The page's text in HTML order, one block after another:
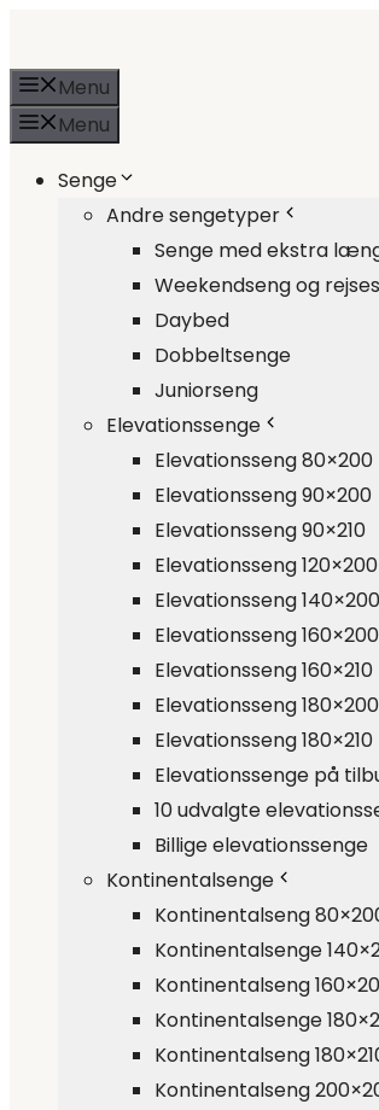
contentMenu
Menu
Senge
Andre sengetyper
Senge med ekstra
Weekendseng og
Daybed
Dobbeltsenge
Juniorseng
Elevationssenge
Elevationsseng 80×200
Elevationsseng 90×200
Elevationsseng 90×210
Elevationsseng 120×200
Elevationsseng 140×200
Elevationsseng 160×200
Elevationsseng 160×210
Elevationsseng 180×200
Elevationsseng 180×210
Elevationssenge på
10 udvalgte
Billige elevationssenge
Kontinentalsenge
Kontinentalseng
Kontinentalsenge
Kontinentalseng
Kontinentalsenge
Kontinentalseng
Kontinentalseng